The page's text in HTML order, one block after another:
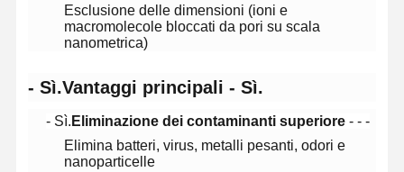
Esclusione delle dimensioni (ioni e
macromolecole bloccati da pori su scala
nanometrica)
- Sì.Vantaggi principali - Sì.
- Sì. Eliminazione dei contaminanti superiore - - -
Elimina batteri, virus, metalli pesanti, odori e
nanoparticelle